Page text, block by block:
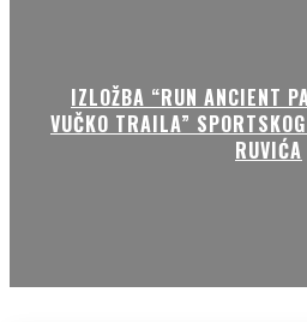
IZLOŽBA “RUN ANCIENT
VUČKO TRAILA”
RUVIĆA